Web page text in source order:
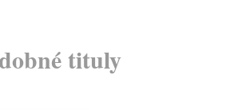
tituly